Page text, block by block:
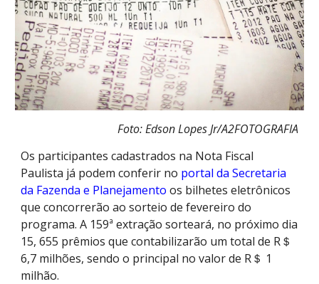
Foto: Edson Lopes Jr/A2FOTOGRAFIA
Os participantes cadastrados na Nota Fiscal
Paulista já podem conferir no portal da Secretaria
da Fazenda e Planejamento os bilhetes eletrônicos
que concorrerão ao sorteio de fevereiro do
programa. A 159ª extração sorteará, no próximo dia
15, 655 prêmios que contabilizarão um total de R＄
6,7 milhões, sendo o principal no valor de R＄ 1
milhão.